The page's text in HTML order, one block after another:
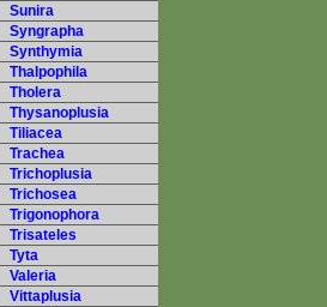
Sunira
Syngrapha
Synthymia
Thalpophila
Tholera
Thysanoplusia
Tiliacea
Trachea
Trichoplusia
Trichosea
Trigonophora
Trisateles
Tyta
Valeria
Vittaplusia